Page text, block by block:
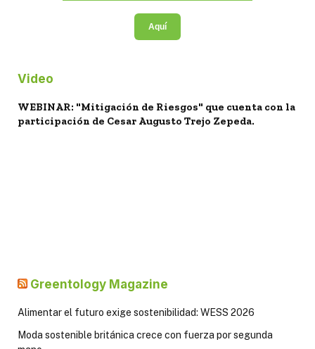
Aquí
Video
WEBINAR: "Mitigación de Riesgos" que cuenta con la
participación de Cesar Augusto Trejo Zepeda.
Greentology Magazine
Alimentar el futuro exige sostenibilidad: WESS 2026
Moda sostenible británica crece con fuerza por segunda